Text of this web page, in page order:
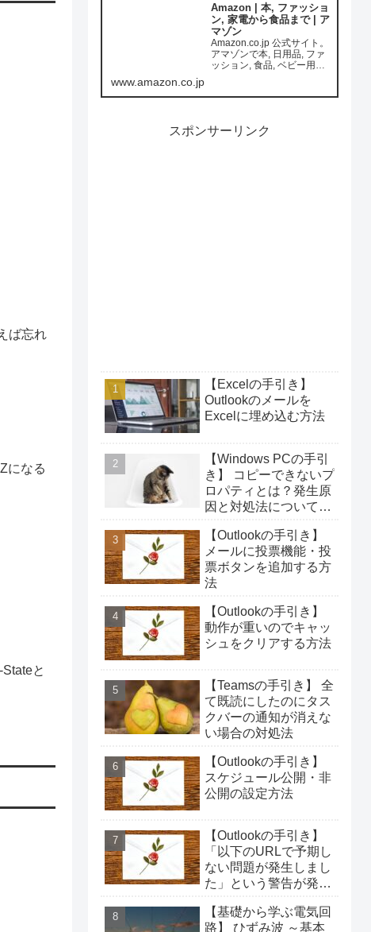
ば忘れ
になる
と
Amazon | 本, ファッショ
ン, 家電から食品まで | ア
マゾン
Amazon.co.jp 公式サイト。
アマゾンで本, 日用品, ファ
ッション, 食品, ベビー用品,
送無料(一部を除く)
www.amazon.co.jp
スポンサーリンク
【Excelの手引き】
Outlookのメールを
Excelに埋め込む方法
【Windows PCの手引
き】 コピーできないプ
ロパティとは？発生原
因と対処法について解
【Outlookの手引き】
メールに投票機能・投
票ボタンを追加する方
法
【Outlookの手引き】
動作が重いのでキャッ
シュをクリアする方法
【Teamsの手引き】 全
て既読にしたのにタス
クバーの通知が消えな
い場合の対処法
【Outlookの手引き】
スケジュール公開・非
公開の設定方法
【Outlookの手引き】
「以下のURLで予期し
ない問題が発生しまし
た」という警告が発生
【基礎から学ぶ電気回
路】 ひずみ波 ～基本